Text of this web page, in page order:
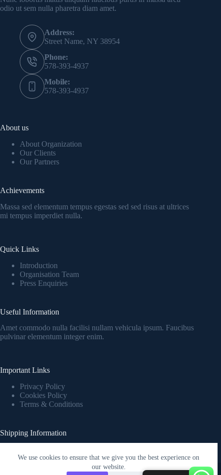
We use cookies to ensure that we give you the best experience on
our website.
odio ut sem nulla pharetra diam amet.
Address:
Street Name, NY 38954
Phone:
578-393-4937
Mobile:
578-393-4937
About us
About Organization
Our Clients
Our Partners
Achievements
Massa sed elementum tempus egestas sed sed risus at ultrices
mi tempus imperdiet nulla.
Quick Links
Introduction
Organisation Team
Press Enquiries
Useful Information
Amet commodo nulla facilisi nullam vehicula ipsum. Faucibus
pulvinar elementum integer enim.
Important Links
Privacy Policy
Cookies Policy
Terms & Conditions
Shipping Information
pellentesque elit eget.
Copyright © 2026 - WordPress Theme by
Creative Themes